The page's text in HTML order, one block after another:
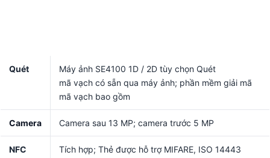
Quét
Máy ảnh SE4100 1D / 2D tùy chọn Quét
mã vạch có sẵn qua máy ảnh; phần mềm giải mã
mã vạch bao gồm
Camera Camera sau 13 MP; camera trước 5 MP
NFC
Tích hợp; Thẻ được hỗ trợ MIFARE, ISO 14443